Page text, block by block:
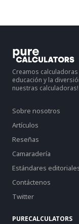
Creamos
educación y la
nuestras calculadoras!
Sobre nosotros
Artículos
Reseñas
Camaradería
Estándares
Contáctenos
Twitter
PURECALCULATORS